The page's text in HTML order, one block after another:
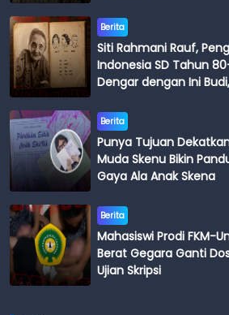
Berita
Siti Rahmani Rauf,
Indonesia SD Tahun
Dengar dengan Ini
Berita
Punya Tujuan
Muda Skenu Bikin
Gaya Ala Anak Skena
Berita
Mahasiswi Prodi FKM-
Berat Gegara Ganti
Ujian Skripsi